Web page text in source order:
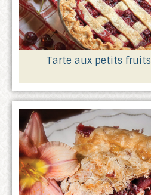
Tarte aux petits fruits